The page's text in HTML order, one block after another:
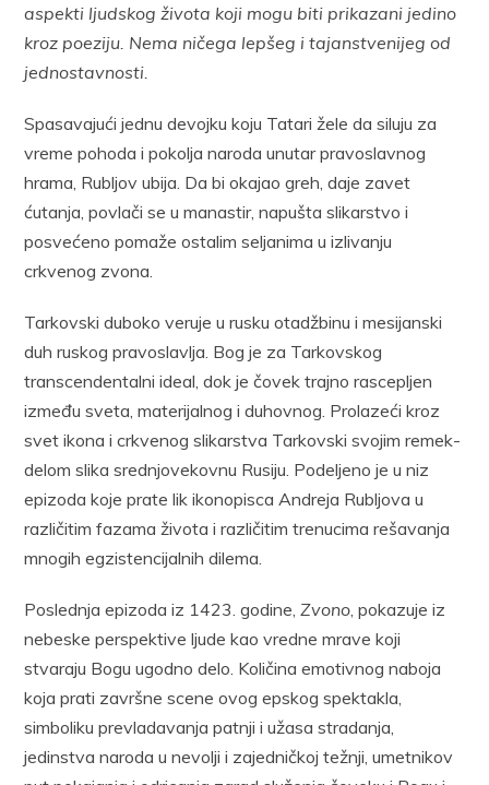
aspekti ljudskog života koji mogu biti prikazani jedino
kroz poeziju. Nema ničega lepšeg i tajanstvenijeg od
jednostavnosti.
Spasavajući jednu devojku koju Tatari žele da siluju za
vreme pohoda i pokolja naroda unutar pravoslavnog
hrama, Rubljov ubija. Da bi okajao greh, daje zavet
ćutanja, povlači se u manastir, napušta slikarstvo i
posvećeno pomaže ostalim seljanima u izlivanju
crkvenog zvona.
Tarkovski duboko veruje u rusku otadžbinu i mesijanski
duh ruskog pravoslavlja. Bog je za Tarkovskog
transcendentalni ideal, dok je čovek trajno rascepljen
između sveta, materijalnog i duhovnog. Prolazeći kroz
svet ikona i crkvenog slikarstva Tarkovski svojim remek-
delom slika srednjovekovnu Rusiju. Podeljeno je u niz
epizoda koje prate lik ikonopisca Andreja Rubljova u
različitim fazama života i različitim trenucima rešavanja
mnogih egzistencijalnih dilema.
Poslednja epizoda iz 1423. godine,Zvono, pokazuje iz
nebeske perspektive ljude kao vredne mrave koji
stvaraju Bogu ugodno delo. Količina emotivnog naboja
koja prati završne scene ovog epskog spektakla,
simboliku prevladavanja patnji i užasa stradanja,
jedinstva naroda u nevolji i zajedničkoj težnji, umetnikov